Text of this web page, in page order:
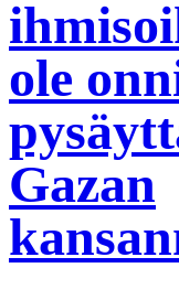
ole
Gazan